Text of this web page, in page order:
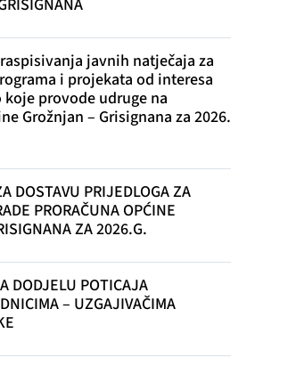
javnih natječaja za
i projekata od interesa
koje provode udruge na
Grožnjan – Grisignana za 2026.
DOSTAVU PRIJEDLOGA ZA
PRORAČUNA OPĆINE
ZA 2026.G.
DODJELU POTICAJA
– UZGAJIVAČIMA